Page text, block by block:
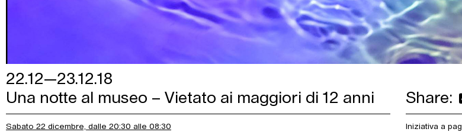
22.12—23.12.18
Una notte al museo – Vietato ai maggiori di 12 anni
Share:
Sabato 22 dicembre, dalle 20:30 alle 08:30
Iniziativa a